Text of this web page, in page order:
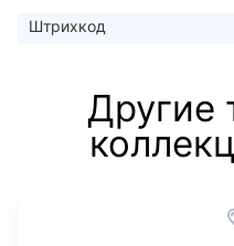
Штрихкод
Другие